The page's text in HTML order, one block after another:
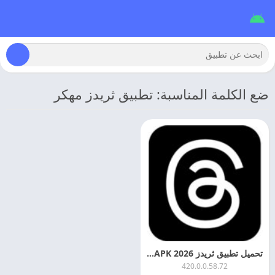
ضع الكلمة المناسبة: تطبيق ثريدز مهكر
تحميل تطبيق ثريدز 2026 Threads APK اخر تحديث مجانا
420.0.0.58.72